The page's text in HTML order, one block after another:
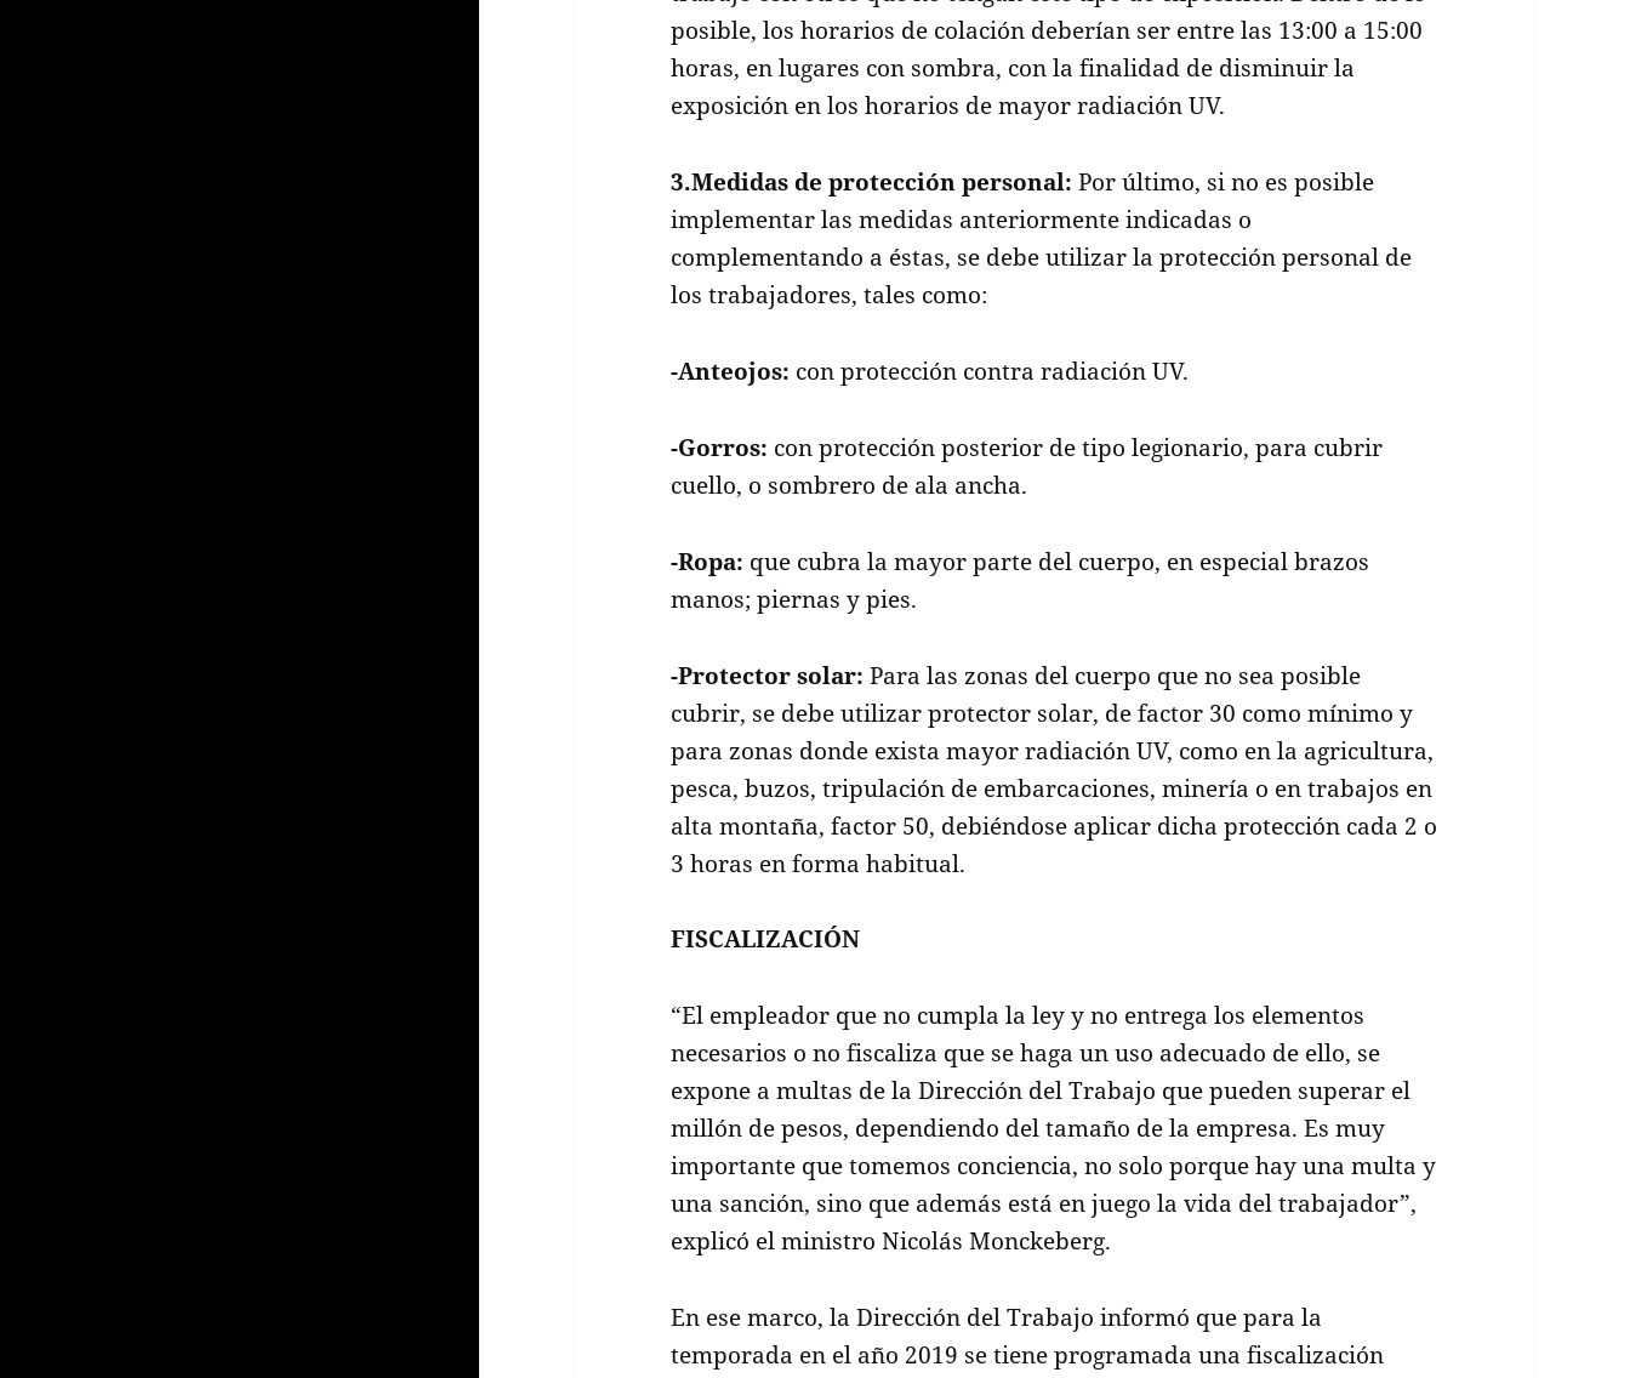
posible, los horarios de colación deberían ser entre las 13:00 a 15:00
horas, en lugares con sombra, con la finalidad de disminuir la
exposición en los horarios de mayor radiación UV.
3.Medidas de protección personal: Por último, si no es posible
implementar las medidas anteriormente indicadas o
complementando a éstas, se debe utilizar la protección personal de
los trabajadores, tales como:
-Anteojos: con protección contra radiación UV.
-Gorros: con protección posterior de tipo legionario, para cubrir
cuello, o sombrero de ala ancha.
-Ropa: que cubra la mayor parte del cuerpo, en especial brazos
manos; piernas y pies.
-Protector solar: Para las zonas del cuerpo que no sea posible
cubrir, se debe utilizar protector solar, de factor 30 como mínimo y
para zonas donde exista mayor radiación UV, como en la agricultura,
pesca, buzos, tripulación de embarcaciones, minería o en trabajos en
alta montaña, factor 50, debiéndose aplicar dicha protección cada 2 o
3 horas en forma habitual.
FISCALIZACIÓN
“El empleador que no cumpla la ley y no entrega los elementos
necesarios o no fiscaliza que se haga un uso adecuado de ello, se
expone a multas de la Dirección del Trabajo que pueden superar el
millón de pesos, dependiendo del tamaño de la empresa. Es muy
importante que tomemos conciencia, no solo porque hay una multa y
una sanción, sino que además está en juego la vida del trabajador”,
explicó el ministro Nicolás Monckeberg.
En ese marco, la Dirección del Trabajo informó que para la
temporada en el año 2019 se tiene programada una fiscalización